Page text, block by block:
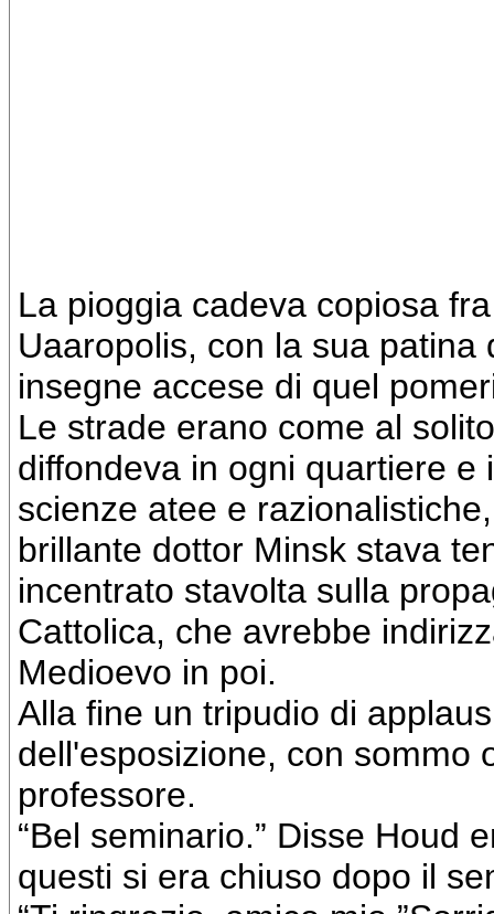
La pioggia cadeva copiosa
Uaaropolis, con la sua
insegne accese di quel
Le strade erano come al
diffondeva in ogni quartiere e
scienze atee e
brillante dottor Minsk stava
incentrato stavolta sulla
Cattolica, che avrebbe
Medioevo in poi.
Alla fine un tripudio di
dell'esposizione, con sommo
professore.
“Bel seminario.” Disse Houd
questi si era chiuso dopo il